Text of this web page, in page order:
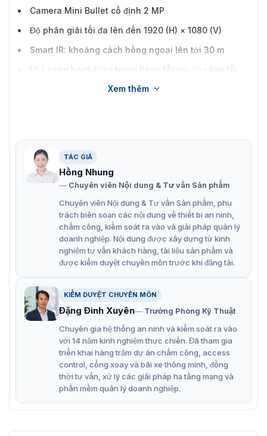
Camera Mini Bullet cố định 2 MP
Độ phân giải tối đa lên đến 1920 (H) × 1080 (V)
Smart IR: khoảng cách hồng ngoại lên tới 30 m
khả năng hoạt động trong bóng tối với độ sáng tối
TVI/AHD/CVI/CVBS)
Ống kính có sẵn 3 tùy chọn ống kính: 2.8 mm, 3.6
mm, 6 mm
Hỗ trợ chế độ BLC, HLC, WDR kỹ thuật số giúp cải
thiện chất lượng hình ảnh
Người dùng có thể điều chỉnh độ sáng, độ sắc nét và
kích hoạt Smart IR theo nhu cầu.
Xem thêm
TÁC GIẢ
Hồng Nhung
Chuyên viên Nội dung & Tư vấn Sản phẩm
Chuyên viên Nội dung & Tư vấn Sản phẩm, phụ
trách biên soạn các nội dung về thiết bị an ninh,
chấm công, kiểm soát ra vào và giải pháp quản lý
doanh nghiệp. Nội dung được xây dựng từ kinh
nghiệm tư vấn khách hàng, tài liệu sản phẩm và
được kiểm duyệt chuyên môn trước khi đăng tải.
KIỂM DUYỆT CHUYÊN MÔN
Đặng Đình Xuyên
Trưởng Phòng Kỹ Thuật
Chuyên gia hệ thống an ninh và kiểm soát ra vào
với 14 năm kinh nghiệm thực chiến. Đã tham gia
triển khai hàng trăm dự án chấm công, access
control, cổng xoay và bãi xe thông minh, đồng
thời tư vấn, xử lý các giải pháp hạ tầng mạng và
phần mềm quản lý doanh nghiệp.